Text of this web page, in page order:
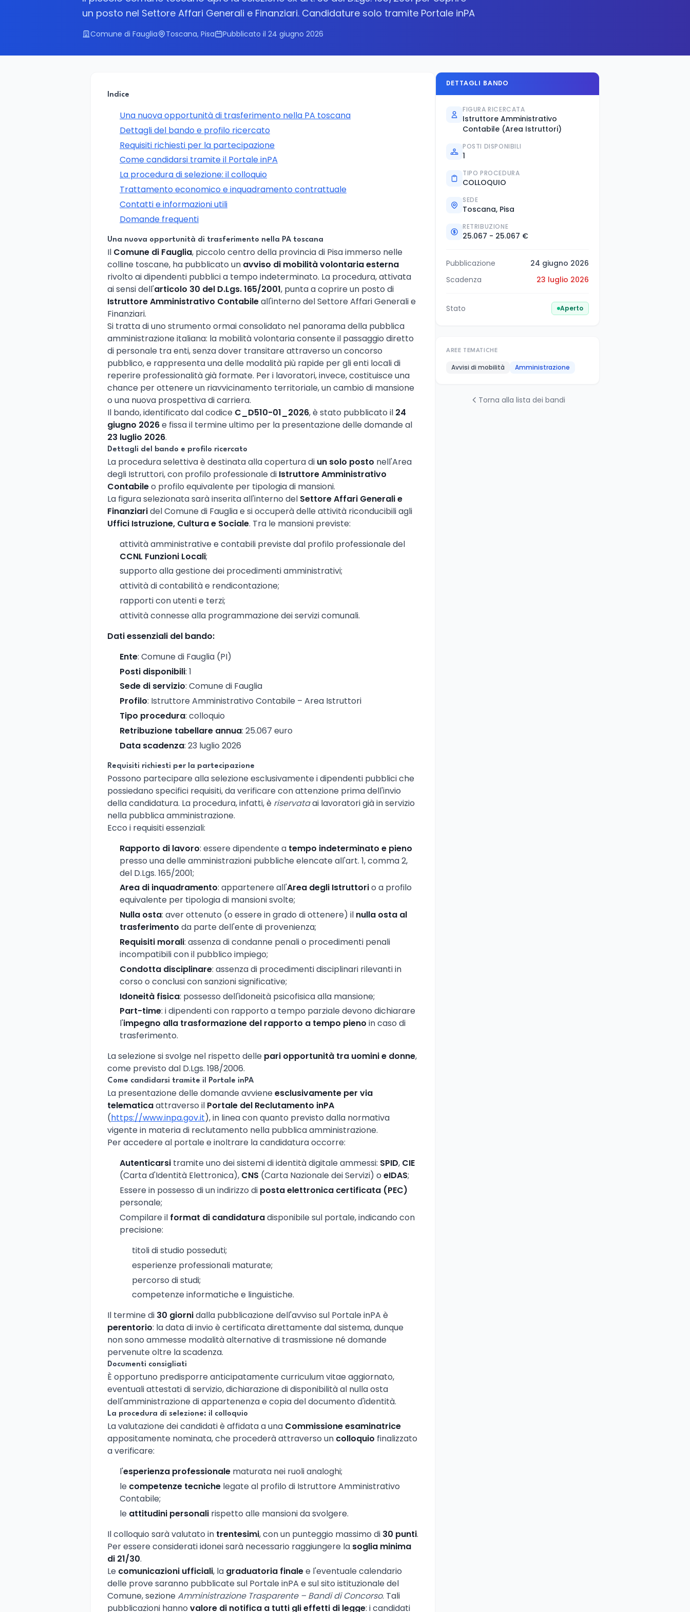
un posto nel Settore Affari Generali e Finanziari. Candidature solo tramite Portale inPA
Comune di Fauglia Toscana, Pisa Pubblicato il 24 giugno 2026
Indice
Una nuova opportunità di trasferimento nella PA toscana
Dettagli del bando e profilo ricercato
Requisiti richiesti per la partecipazione
Come candidarsi tramite il Portale inPA
La procedura di selezione: il colloquio
Trattamento economico e inquadramento contrattuale
Contatti e informazioni utili
Domande frequenti
Una nuova opportunità di trasferimento nella PA toscana
Il Comune di Fauglia, piccolo centro della provincia di Pisa immerso nelle
colline toscane, ha pubblicato un avviso di mobilità volontaria esterna
rivolto ai dipendenti pubblici a tempo indeterminato. La procedura, attivata
ai sensi dell'articolo 30 del D.Lgs. 165/2001, punta a coprire un posto di
Istruttore Amministrativo Contabileall'interno del Settore Affari Generali e
Finanziari.
Si tratta di uno strumento ormai consolidato nel panorama della pubblica
amministrazione italiana: la mobilità volontaria consente il passaggio diretto
di personale tra enti, senza dover transitare attraverso un concorso
pubblico, e rappresenta una delle modalità più rapide per gli enti locali di
reperire professionalità già formate. Per i lavoratori, invece, costituisce una
chance per ottenere un riavvicinamento territoriale, un cambio di mansione
o una nuova prospettiva di carriera.
Il bando, identificato dal codice C_D510-01_2026, è stato pubblicato il 24
giugno 2026e fissa il termine ultimo per la presentazione delle domande al
23 luglio 2026.
Dettagli del bando e profilo ricercato
La procedura selettiva è destinata alla copertura di un solo posto nell'Area
degli Istruttori, con profilo professionale di Istruttore Amministrativo
Contabileo profilo equivalente per tipologia di mansioni.
La figura selezionata sarà inserita all'interno del Settore Affari Generali e
Finanziaridel Comune di Fauglia e si occuperà delle attività riconducibili agli
Uffici Istruzione, Cultura e Sociale. Tra le mansioni previste:
attività amministrative e contabili previste dal profilo professionale del
CCNL Funzioni Locali;
supporto alla gestione dei procedimenti amministrativi;
attività di contabilità e rendicontazione;
rapporti con utenti e terzi;
attività connesse alla programmazione dei servizi comunali.
Dati essenziali del bando:
Ente: Comune di Fauglia (PI)
Posti disponibili: 1
Sede di servizio: Comune di Fauglia
Profilo: Istruttore Amministrativo Contabile – Area Istruttori
Tipo procedura: colloquio
Retribuzione tabellare annua: 25.067 euro
Data scadenza: 23 luglio 2026
Requisiti richiesti per la partecipazione
Possono partecipare alla selezione esclusivamente i dipendenti pubblici che
possiedano specifici requisiti, da verificare con attenzione prima dell'invio
della candidatura. La procedura, infatti, è riservataai lavoratori già in servizio
nella pubblica amministrazione.
Ecco i requisiti essenziali:
Rapporto di lavoro: essere dipendente a tempo indeterminato e pieno
presso una delle amministrazioni pubbliche elencate all'art. 1, comma 2,
del D.Lgs. 165/2001;
Area di inquadramento: appartenere all'Area degli Istruttorio a profilo
equivalente per tipologia di mansioni svolte;
Nulla osta: aver ottenuto (o essere in grado di ottenere) il nulla osta al
trasferimento da parte dell'ente di provenienza;
Requisiti morali: assenza di condanne penali o procedimenti penali
incompatibili con il pubblico impiego;
Condotta disciplinare: assenza di procedimenti disciplinari rilevanti in
corso o conclusi con sanzioni significative;
Idoneità fisica: possesso dell'idoneità psicofisica alla mansione;
Part-time: i dipendenti con rapporto a tempo parziale devono dichiarare
l'impegno alla trasformazione del rapporto a tempo pieno in caso di
trasferimento.
La selezione si svolge nel rispetto delle pari opportunità tra uomini e donne,
come previsto dal D.Lgs. 198/2006.
Come candidarsi tramite il Portale inPA
La presentazione delle domande avvieneesclusivamente per via
telematicaattraverso il Portale del Reclutamento inPA
(https://www.inpa.gov.it), in linea con quanto previsto dalla normativa
vigente in materia di reclutamento nella pubblica amministrazione.
Per accedere al portale e inoltrare la candidatura occorre:
Autenticarsi tramite uno dei sistemi di identità digitale ammessi: SPID, CIE
(Carta d'Identità Elettronica), CNS (Carta Nazionale dei Servizi) o eIDAS;
Essere in possesso di un indirizzo di posta elettronica certificata (PEC)
personale;
Compilare il format di candidaturadisponibile sul portale, indicando con
precisione:
titoli di studio posseduti;
esperienze professionali maturate;
percorso di studi;
competenze informatiche e linguistiche.
Il termine di 30 giornidalla pubblicazione dell'avviso sul Portale inPA è
perentorio: la data di invio è certificata direttamente dal sistema, dunque
non sono ammesse modalità alternative di trasmissione né domande
pervenute oltre la scadenza.
Documenti consigliati
È opportuno predisporre anticipatamente curriculum vitae aggiornato,
eventuali attestati di servizio, dichiarazione di disponibilità al nulla osta
dell'amministrazione di appartenenza e copia del documento d'identità.
La procedura di selezione: il colloquio
La valutazione dei candidati è affidata a una Commissione esaminatrice
appositamente nominata, che procederà attraverso un colloquio finalizzato
a verificare:
l'esperienza professionale maturata nei ruoli analoghi;
le competenze tecniche legate al profilo di Istruttore Amministrativo
Contabile;
le attitudini personali rispetto alle mansioni da svolgere.
Il colloquio sarà valutato in trentesimi, con un punteggio massimo di 30 punti.
Per essere considerati idonei sarà necessario raggiungere la soglia minima
di 21/30.
Le comunicazioni ufficiali, la graduatoria finalee l'eventuale calendario
delle prove saranno pubblicate sul Portale inPA e sul sito istituzionale del
Comune, sezioneAmministrazione Trasparente – Bandi di Concorso. Tali
pubblicazioni hanno valore di notifica a tutti gli effetti di legge: i candidati
DETTAGLI BANDO
FIGURA RICERCATA
Istruttore Amministrativo
Contabile (Area Istruttori)
POSTI DISPONIBILI
1
TIPO PROCEDURA
COLLOQUIO
SEDE
Toscana, Pisa
RETRIBUZIONE
25.067 - 25.067 €
Pubblicazione
24 giugno 2026
Scadenza
23 luglio 2026
Stato Aperto
AREE TEMATICHE
Avvisi di mobilità Amministrazione
Torna alla lista dei bandi